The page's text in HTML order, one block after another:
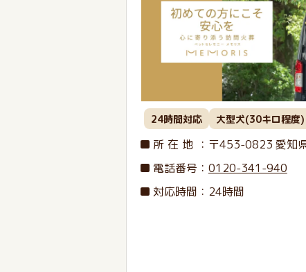
24時間対応 大型犬(30キロ程度)
所在地 ：〒453-0823 愛知
電話番号 ： 0120-341-940
対応時間：24時間